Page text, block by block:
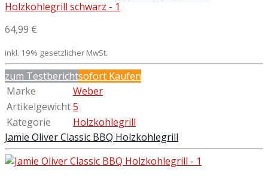
64,99 €
inkl. 19% gesetzlicher MwSt.
zum Testberichtsofort Kaufen
Marke
Weber
Artikelgewicht5
Kategorie
Holzkohlegrill
Jamie Oliver Classic BBQ Holzkohlegrill